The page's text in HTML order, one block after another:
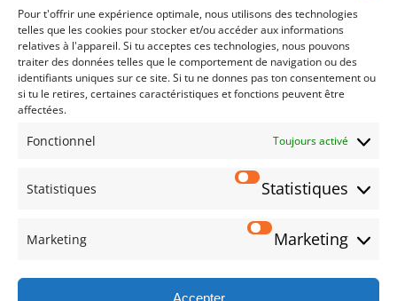
Pour t'offrir une expérience optimale, nous utilisons des technologies
telles que les cookies pour stocker et/ou accéder aux informations
relatives à l'appareil. Si tu acceptes ces technologies, nous pouvons
traiter des données telles que le comportement de navigation ou des
identifiants uniques sur ce site. Si tu ne donnes pas ton consentement ou
si tu le retires, certaines caractéristiques et fonctions peuvent être
affectées.
Fonctionnel Toujours activé
Statistiques Statistiques
Marketing Marketing
Accepter
Blog
Calculateur d'impact de l'IA
Conseil
Solutions
Prestations
Déclaration de confidentialité
Social